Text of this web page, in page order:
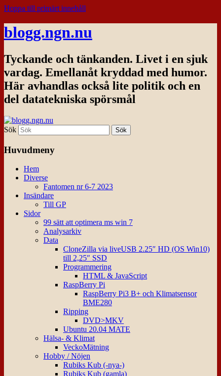
Hoppa till primärt innehåll
blogg.ngn.nu
Tyckande och tänkanden. Livet i en sjuk
vardag. Emellanåt kryddad med humor.
Här avhandlas också lite politik och en
del datatekniska spörsmål
Sök
Huvudmeny
Hem
Diverse
Fantomen nr 6-7 2023
Insändare
Till GP
Sidor
99 sätt att optimera ms win 7
Analysarkiv
Data
CloneZilla via liveUSB 2.25″ HD (OS Win10)
till 2,25″ SSD
Programmering
HTML & JavaScript
RaspBerry Pi
RaspBerry Pi3 B+ och Klimatsensor
BME280
Ripping
DVD>MKV
Ubuntu 20.04 MATE
Hälsa- & Klimat
VeckoMätning
Hobby / Nöjen
Rubiks Kub (-nya-)
Rubiks Kub (gamla)